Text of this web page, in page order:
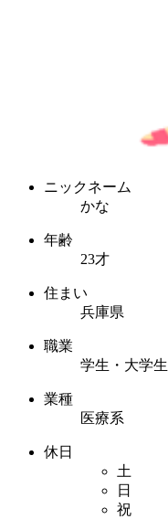
ニックネーム
かな
年齢
23才
住まい
兵庫県
職業
学生・大学生
業種
医療系
休日
土
日
祝